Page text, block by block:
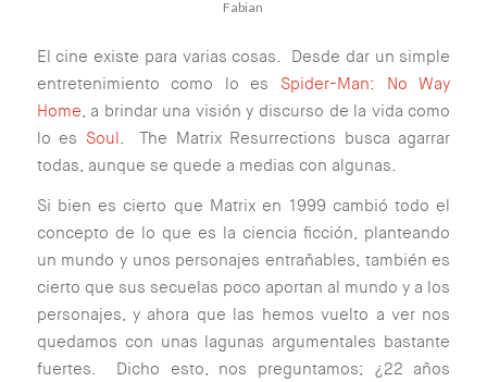
Fabian
El cine existe para varias cosas. Desde dar un simple
entretenimiento como lo es Spider-Man: No Way
Home, a brindar una visión y discurso de la vida como
lo es Soul. The Matrix Resurrections busca agarrar
todas, aunque se quede a medias con algunas.
Si bien es cierto que Matrix en 1999 cambió todo el
concepto de lo que es la ciencia ficción, planteando
un mundo y unos personajes entrañables, también es
cierto que sus secuelas poco aportan al mundo y a los
personajes, y ahora que las hemos vuelto a ver nos
quedamos con unas lagunas argumentales bastante
fuertes. Dicho esto, nos preguntamos; ¿22 años